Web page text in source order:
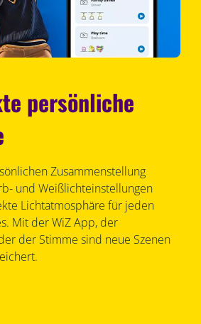
persönliche
Zusammenstellung
und Weißlichteinstellungen
Lichtatmosphäre für jeden
Mit der WiZ App, der
der Stimme sind neue Szenen